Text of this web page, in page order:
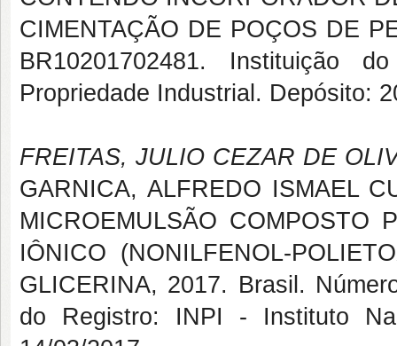
CIMENTAÇÃO DE POÇOS DE
BR10201702481. Instituição
Propriedade Industrial. Depósito:
FREITAS, JULIO CEZAR DE
GARNICA, ALFREDO ISMAEL
MICROEMULSÃO COMPOSTO
IÔNICO (NONILFENOL-
GLICERINA, 2017. Brasil.
do Registro: INPI - Instituto